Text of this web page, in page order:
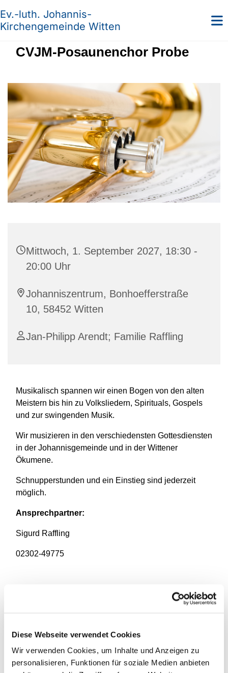
Diese Webseite verwendet Cookies
Wir verwenden Cookies, um Inhalte und Anzeigen zu
personalisieren, Funktionen für soziale Medien anbieten
Ev.-luth. Johannis-
Kirchengemeinde Witten
CVJM-Posaunenchor Probe
Mittwoch, 1. September 2027, 18:30 -
20:00 Uhr
Johanniszentrum, Bonhoefferstraße
10, 58452 Witten
Jan-Philipp Arendt; Familie Raffling
Musikalisch spannen wir einen Bogen von den alten
Meistern bis hin zu Volksliedern, Spirituals, Gospels
und zur swingenden Musik.
Wir musizieren in den verschiedensten Gottesdiensten
in der Johannisgemeinde und in der Wittener
Ökumene.
Schnupperstunden und ein Einstieg sind jederzeit
möglich.
Ansprechpartner:
Sigurd Raffling
02302-49775